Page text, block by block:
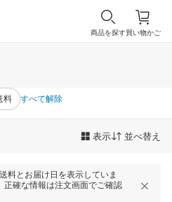
買い物かご
商品を探す
料 すべて解除
表示 並べ替え
料とお届け日を表示していま
正確な情報は注文画面でご確認